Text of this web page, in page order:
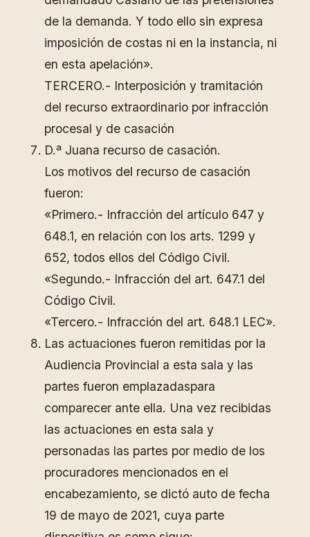
de la demanda. Y todo ello sin expresa
imposición de costas ni en la instancia, ni
en esta apelación».
TERCERO.- Interposición y tramitación
del recurso extraordinario por infracción
procesal y de casación
D.ª Juana recurso de casación.
Los motivos del recurso de casación
fueron:
«Primero.- Infracción del artículo 647 y
648.1, en relación con los arts. 1299 y
652, todos ellos del Código Civil.
«Segundo.- Infracción del art. 647.1 del
Código Civil.
«Tercero.- Infracción del art. 648.1 LEC».
Las actuaciones fueron remitidas por la
Audiencia Provincial a esta sala y las
partes fueron emplazadaspara
comparecer ante ella. Una vez recibidas
las actuaciones en esta sala y
personadas las partes por medio de los
procuradores mencionados en el
encabezamiento, se dictó auto de fecha
19 de mayo de 2021, cuya parte